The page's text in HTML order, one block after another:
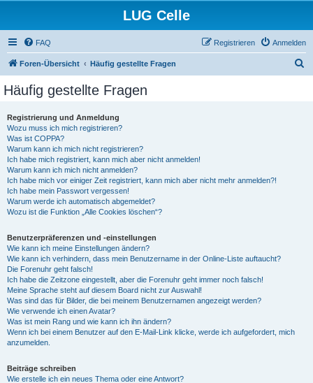
LUG Celle
FAQ Anmelden
Registrieren
Foren-Übersicht Häufig gestellte Fragen
Häufig gestellte Fragen
Registrierung und Anmeldung
Wozu muss ich mich registrieren?
Was ist COPPA?
Warum kann ich mich nicht registrieren?
Ich habe mich registriert, kann mich aber nicht anmelden!
Warum kann ich mich nicht anmelden?
Ich habe mich vor einiger Zeit registriert, kann mich aber nicht mehr anmelden?!
Ich habe mein Passwort vergessen!
Warum werde ich automatisch abgemeldet?
Wozu ist die Funktion „Alle Cookies löschen“?
Benutzerpräferenzen und -einstellungen
Wie kann ich meine Einstellungen ändern?
Wie kann ich verhindern, dass mein Benutzername in der Online-Liste auftaucht?
Die Forenuhr geht falsch!
Ich habe die Zeitzone eingestellt, aber die Forenuhr geht immer noch falsch!
Meine Sprache steht auf diesem Board nicht zur Auswahl!
Was sind das für Bilder, die bei meinem Benutzernamen angezeigt werden?
Wie verwende ich einen Avatar?
Was ist mein Rang und wie kann ich ihn ändern?
Wenn ich bei einem Benutzer auf den E-Mail-Link klicke, werde ich aufgefordert, mich
anzumelden.
Beiträge schreiben
Wie erstelle ich ein neues Thema oder eine Antwort?